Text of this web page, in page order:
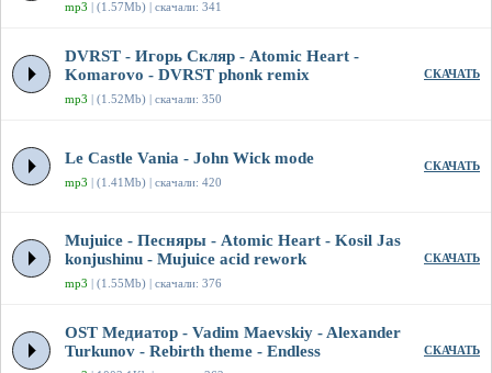
mp3 | (1.57Mb) | скачали: 341
DVRST - Игорь Скляр - Atomic Heart -
Komarovo - DVRST phonk remix
mp3 | (1.52Mb) | скачали: 350
СКАЧАТЬ
Le Castle Vania - John Wick mode
mp3 | (1.41Mb) | скачали: 420
СКАЧАТЬ
Mujuice - Песняры - Atomic Heart - Kosil Jas
konjushinu - Mujuice acid rework
mp3 | (1.55Mb) | скачали: 376
СКАЧАТЬ
OST Медиатор - Vadim Maevskiy - Alexander
Turkunov - Rebirth theme - Endless
СКАЧАТЬ